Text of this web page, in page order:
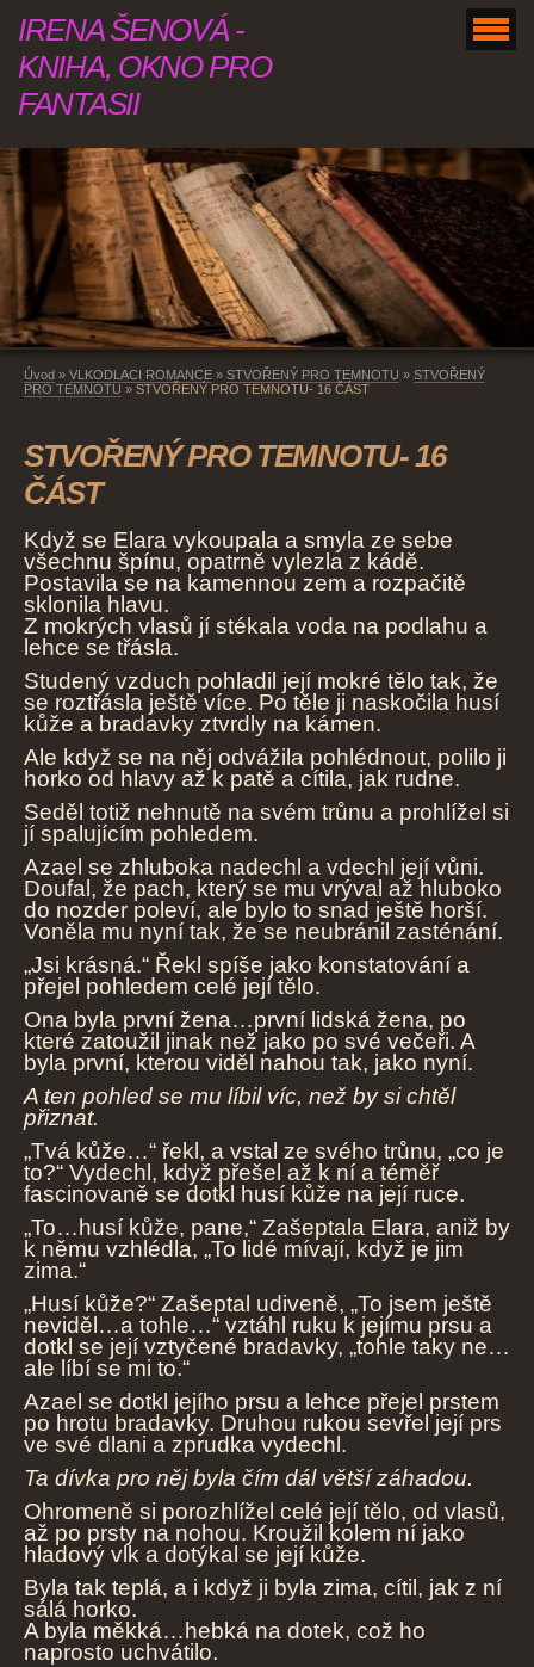
IRENA ŠENOVÁ -
KNIHA, OKNO PRO
FANTASII
Úvod » VLKODLACI ROMANCE » STVOŘENÝ PRO TEMNOTU » STVOŘENÝ
PRO TEMNOTU » STVOŘENÝ PRO TEMNOTU- 16 ČÁST
STVOŘENÝ PRO TEMNOTU- 16
ČÁST
Když se Elara vykoupala a smyla ze sebe
všechnu špínu, opatrně vylezla z kádě.
Postavila se na kamennou zem a rozpačitě
sklonila hlavu.
Z mokrých vlasů jí stékala voda na podlahu a
lehce se třásla.
Studený vzduch pohladil její mokré tělo tak, že
se roztřásla ještě více. Po těle ji naskočila husí
kůže a bradavky ztvrdly na kámen.
Ale když se na něj odvážila pohlédnout, polilo ji
horko od hlavy až k patě a cítila, jak rudne.
Seděl totiž nehnutě na svém trůnu a prohlížel si
jí spalujícím pohledem.
Azael se zhluboka nadechl a vdechl její vůni.
Doufal, že pach, který se mu vrýval až hluboko
do nozder poleví, ale bylo to snad ještě horší.
Voněla mu nyní tak, že se neubránil zasténání.
„Jsi krásná.“ Řekl spíše jako konstatování a
přejel pohledem celé její tělo.
Ona byla první žena…první lidská žena, po
které zatoužil jinak než jako po své večeři. A
byla první, kterou viděl nahou tak, jako nyní.
A ten pohled se mu líbil víc, než by si chtěl
přiznat.
„Tvá kůže…“ řekl, a vstal ze svého trůnu, „co je
to?“ Vydechl, když přešel až k ní a téměř
fascinovaně se dotkl husí kůže na její ruce.
„To…husí kůže, pane,“ Zašeptala Elara, aniž by
k němu vzhlédla, „To lidé mívají, když je jim
zima.“
„Husí kůže?“ Zašeptal udiveně, „To jsem ještě
neviděl…a tohle…“ vztáhl ruku k jejímu prsu a
dotkl se její vztyčené bradavky, „tohle taky ne…
ale líbí se mi to.“
Azael se dotkl jejího prsu a lehce přejel prstem
po hrotu bradavky. Druhou rukou sevřel její prs
ve své dlani a zprudka vydechl.
Ta dívka pro něj byla čím dál větší záhadou.
Ohromeně si porozhlížel celé její tělo, od vlasů,
až po prsty na nohou. Kroužil kolem ní jako
hladový vlk a dotýkal se její kůže.
Byla tak teplá, a i když ji byla zima, cítil, jak z ní
sálá horko.
A byla měkká…hebká na dotek, což ho
naprosto uchvátilo.